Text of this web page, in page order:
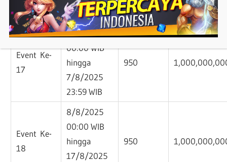
23:59 WIB
Event Ke-
17
29/7/2025
00:00 WIB
hingga
7/8/2025
23:59 WIB
950
Event Ke-
18
8/8/2025
00:00 WIB
hingga
17/8/2025
950